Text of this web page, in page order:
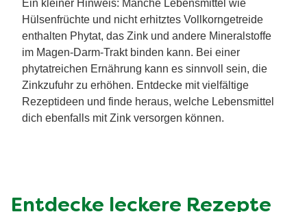
Ein kleiner Hinweis: Manche Lebensmittel wie
Hülsenfrüchte und nicht erhitztes Vollkorngetreide
enthalten Phytat, das Zink und andere Mineralstoffe
im Magen-Darm-Trakt binden kann. Bei einer
phytatreichen Ernährung kann es sinnvoll sein, die
Zinkzufuhr zu erhöhen. Entdecke mit vielfältige
Rezeptideen und finde heraus, welche Lebensmittel
dich ebenfalls mit Zink versorgen können.
Entdecke leckere Rezepte